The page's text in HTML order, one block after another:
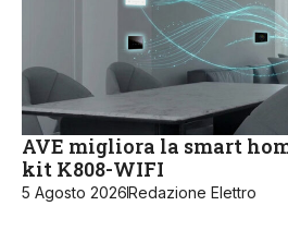
AVE migliora la smart
kit K808-WIFI
5 Agosto 2026Redazione Elettro